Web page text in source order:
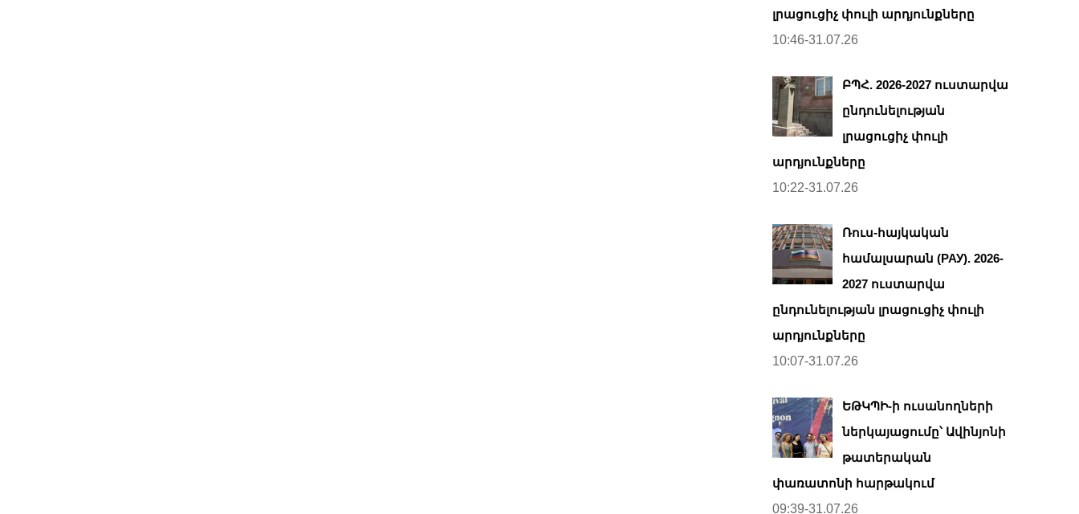
լրացուցիչ փուլի արդյունքները
10:46-31.07.26
ԲՊՀ. 2026-2027 ուստարվա
ընդունելության
լրացուցիչ փուլի
արդյունքները
10:22-31.07.26
Ռուս-հայկական
համալսարան (РАУ). 2026-
2027 ուստարվա
ընդունելության լրացուցիչ փուլի
արդյունքները
10:07-31.07.26
ԵԹԿՊԻ-ի ուսանողների
ներկայացումը՝ Ավինյոնի
թատերական
փառատոնի հարթակում
09:39-31.07.26